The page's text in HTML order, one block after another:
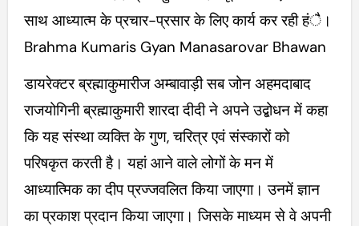
साथ आध्यात्म के प्रचार-प्रसार के लिए कार्य कर रही हंै।
Brahma Kumaris Gyan Manasarovar Bhawan
डायरेक्टर ब्रह्माकुमारीज अम्बावाड़ी सब जोन अहमदाबाद
राजयोगिनी ब्रह्माकुमारी शारदा दीदी ने अपने उद्बोधन में कहा
कि यह संस्था व्यक्ति के गुण, चरित्र एवं संस्कारों को
परिषकृत करती है। यहां आने वाले लोगों के मन में
आध्यात्मिक का दीप प्रज्जवलित किया जाएगा। उनमें ज्ञान
का प्रकाश प्रदान किया जाएगा। जिसके माध्यम से वे अपनी